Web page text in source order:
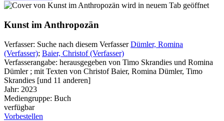
wird in neuem Tab geöffnet
Kunst im Anthropozän
Verfasser: Suche nach diesem Verfasser Dümler, Romina
(Verfasser); Baier, Christof (Verfasser)
Verfasserangabe: herausgegeben von Timo Skrandies und Romina
Dümler ; mit Texten von Christof Baier, Romina Dümler, Timo
Skrandies [und 11 anderen]
Jahr: 2023
Mediengruppe: Buch
verfügbar
Vorbestellen